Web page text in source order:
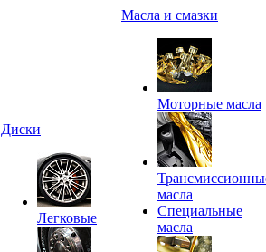
Диски
Легковые
Масла и смазки
Моторные масла
масла
Специальные
масла